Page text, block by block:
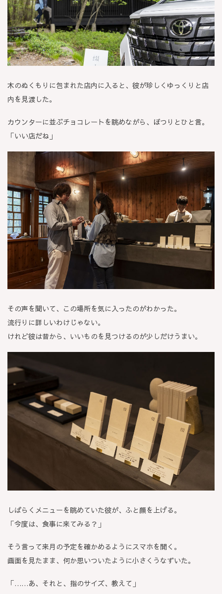
木のぬくもりに包まれた店内に入ると、彼が珍しくゆっくりと店
内を見渡した。
カウンターに並ぶチョコレートを眺めながら、ぽつりとひと言。
「いい店だね」
その声を聞いて、この場所を気に入ったのがわかった。
流行りに詳しいわけじゃない。
けれど彼は昔から、いいものを見つけるのが少しだけうまい。
しばらくメニューを眺めていた彼が、ふと顔を上げる。
「今度は、食事に来てみる？」
そう言って来月の予定を確かめるようにスマホを開く。
画面を見たまま、何か思いついたように小さくうなずいた。
「……あ、それと、指のサイズ、教えて」